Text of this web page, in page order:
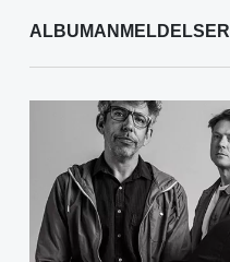
ALBUMANMELDELSER